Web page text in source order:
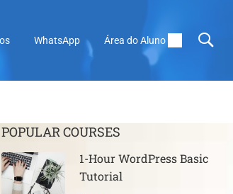
WhatsApp Área do Aluno
POPULAR COURSES
1-Hour WordPress Basic
Tutorial